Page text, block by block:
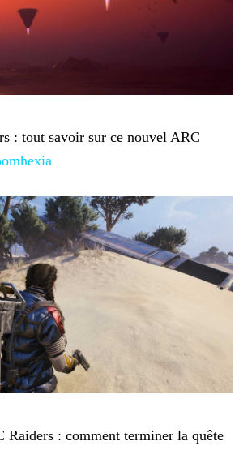
: tout savoir sur ce nouvel ARC
: comment terminer la quête